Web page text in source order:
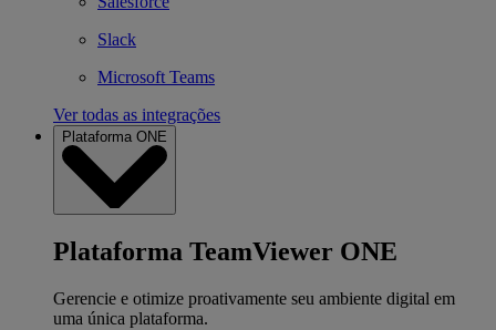
Slack
Microsoft Teams
Ver todas as integrações
Plataforma ONE
Plataforma TeamViewer ONE
Gerencie e otimize proativamente seu ambiente digital em
uma única plataforma.